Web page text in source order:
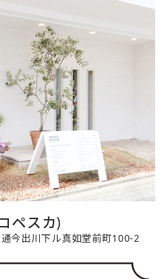
ペスカ)
今出川下ル真如堂前町100-2